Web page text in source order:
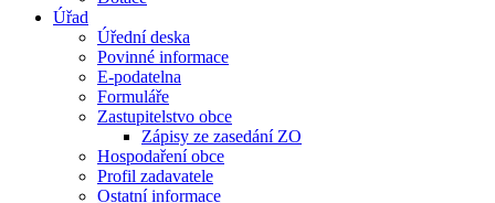
Úřad
Úřední deska
Povinné informace
E-podatelna
Formuláře
Zastupitelstvo obce
Zápisy ze zasedání ZO
Hospodaření obce
Profil zadavatele
Ostatní informace